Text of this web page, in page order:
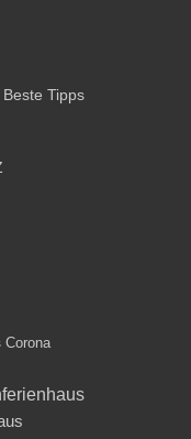
Tipps
Corona